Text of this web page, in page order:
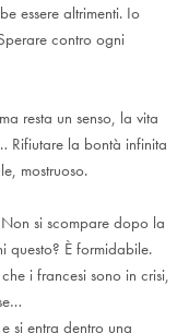
essere altrimenti. Io
contro ogni
resta un senso, la vita
Rifiutare la bontà infinita
mostruoso.
si scompare dopo la
questo? È formidabile.
i francesi sono in crisi,
si entra dentro una